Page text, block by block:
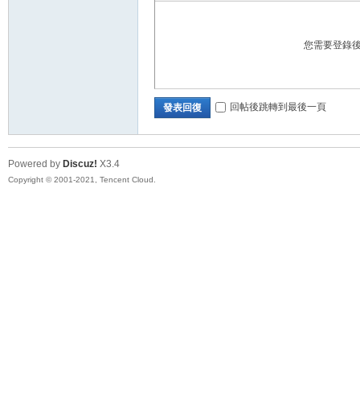
您需要登錄
發表回復 回帖後跳轉到最後一頁
Powered by Discuz! X3.4
Copyright © 2001-2021, Tencent Cloud.